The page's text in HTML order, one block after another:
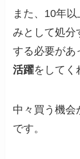
また、10年
みとして処分
する必要があ
活躍をしてく
中々買う機会
です。